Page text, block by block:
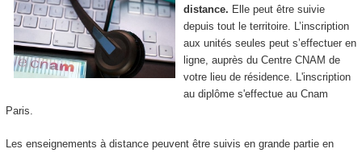
distance. Elle peut être suivie
depuis tout le territoire. L’inscription
aux unités seules peut s’effectuer en
ligne, auprès du Centre CNAM de
votre lieu de résidence. L'inscription
au diplôme s'effectue au Cnam
Paris.
Les enseignements à distance peuvent être suivis en grande partie en